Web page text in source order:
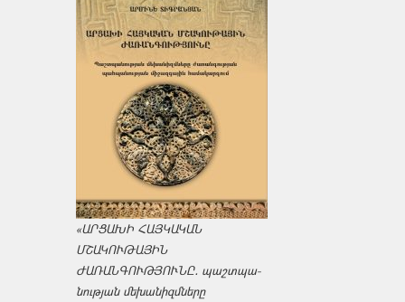
«ԱՐՑԱԽԻ ՀԱՅԿԱԿԱՆ
ՄՇԱԿՈՒԹԱՅԻՆ
ԺԱՌԱՆԳՈՒԹՅՈՒՆԸ․ պաշտպա­
նության մեխանիզմները